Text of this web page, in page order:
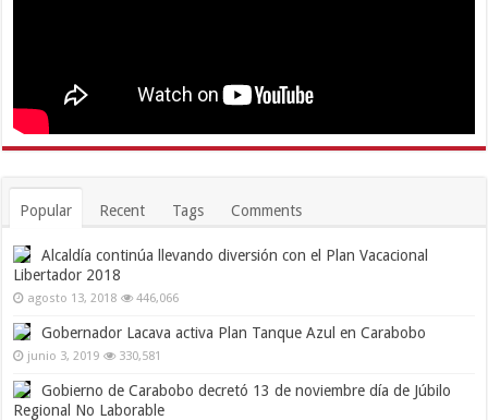
Popular Recent Tags Comments
Alcaldía continúa llevando diversión con el Plan Vacacional
Libertador 2018
agosto 13, 2018 446,066
Gobernador Lacava activa Plan Tanque Azul en Carabobo
junio 3, 2019 330,581
Gobierno de Carabobo decretó 13 de noviembre día de Júbilo
Regional No Laborable